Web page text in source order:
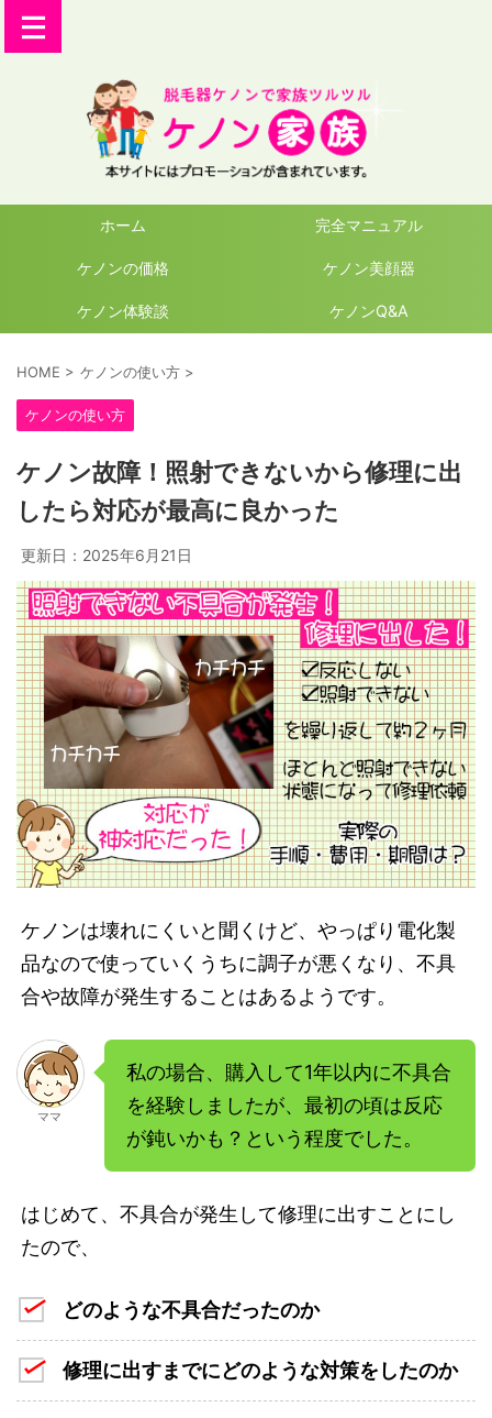
ホーム 完全マニュアル
ケノンの価格 ケノン美顔器
ケノン体験談 ケノンQ&A
HOME > ケノンの使い方 >
ケノンの使い方
ケノン故障！照射できないから修理に出
したら対応が最高に良かった
更新日： 2025年6月21日
ケノンは壊れにくいと聞くけど、やっぱり電化製
品なので使っていくうちに調子が悪くなり、不具
合や故障が発生することはあるようです。
ママ
私の場合、購入して1年以内に不具合
を経験しましたが、最初の頃は反応
が鈍いかも？という程度でした。
はじめて、不具合が発生して修理に出すことにし
たので、
どのような不具合だったのか
修理に出すまでにどのような対策をしたのか